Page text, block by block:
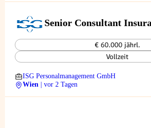
Senior Consultant
€ 60.000 jährl.
Vollzeit
ISG Personalmanagement GmbH
Wien
| vor 2 Tagen